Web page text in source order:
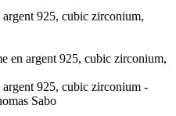
en argent 925, cubic zirconium,